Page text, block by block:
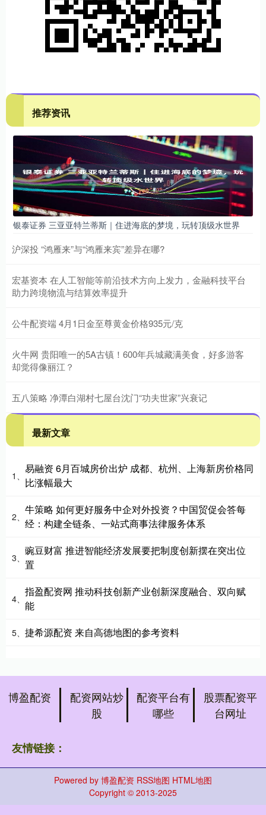
推荐资讯
银泰证券 三亚亚特兰蒂斯｜住进海底的梦境，玩转顶级水世界
沪深投 “鸿雁来”与“鸿雁来宾”差异在哪?
宏基资本 在人工智能等前沿技术方向上发力，金融科技平台
助力跨境物流与结算效率提升
公牛配资端 4月1日金至尊黄金价格935元/克
火牛网 贵阳唯一的5A古镇！600年兵城藏满美食，好多游客
却觉得像丽江？
五八策略 净潭白湖村七屋台沈门“功夫世家”兴衰记
最新文章
1、
易融资 6月百城房价出炉 成都、杭州、上海新房价格同
比涨幅最大
2、
牛策略 如何更好服务中企对外投资？中国贸促会答每
经：构建全链条、一站式商事法律服务体系
3、
豌豆财富 推进智能经济发展要把制度创新摆在突出位
置
4、
指盈配资网 推动科技创新产业创新深度融合、双向赋
能
5、 捷希源配资 来自高德地图的参考资料
博盈配资
配资网站炒
股
配资平台有
哪些
股票配资平
台网址
友情链接：
Powered by 博盈配资 RSS地图 HTML地图
Copyright © 2013-2025